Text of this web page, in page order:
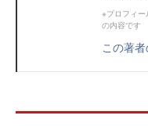
※プロフィー
の内容です
この著